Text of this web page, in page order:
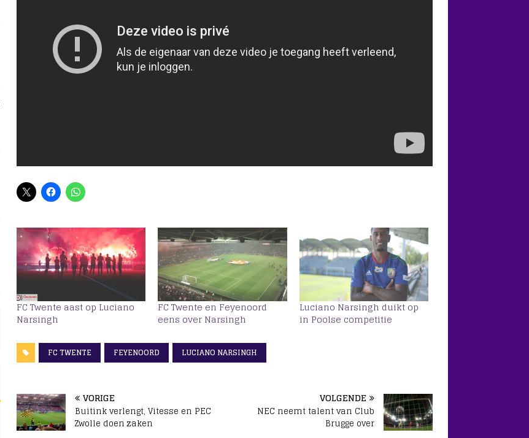
FC Twente aast op Luciano
Narsingh
FC Twente en Feyenoord
eens over Narsingh
Luciano Narsingh duikt op
in Poolse competitie
FC TWENTE FEYENOORD LUCIANO NARSINGH
VORIGE
Buitink verlengt, Vitesse en PEC
Zwolle doen zaken
VOLGENDE
NEC neemt talent van Club
Brugge over